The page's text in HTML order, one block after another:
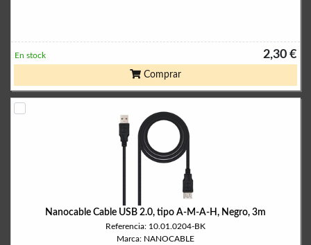
2,30 €
En stock
Comprar
Nanocable Cable USB 2.0, tipo A-M-A-H, Negro, 3m
Referencia: 10.01.0204-BK
Marca: NANOCABLE